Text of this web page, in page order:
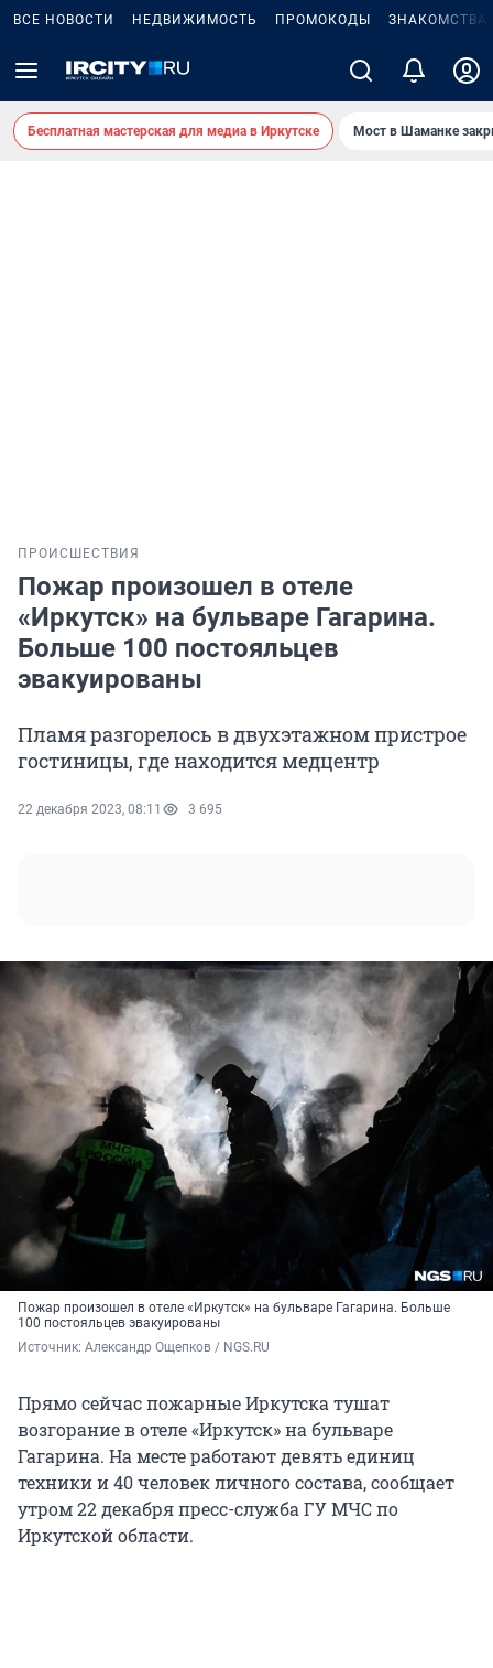
ВСЕ НОВОСТИ НЕДВИЖИМОСТЬ ПРОМОКОДЫ ЗНАКОМСТВА
Бесплатная мастерская для медиа в Иркутске Мост в Шаманке
ПРОИСШЕСТВИЯ
Пожар произошел в отеле
«Иркутск» на бульваре Гагарина.
Больше 100 постояльцев
эвакуированы
Пламя разгорелось в двухэтажном пристрое
гостиницы, где находится медцентр
22 декабря 2023, 08:11 3 695
Пожар произошел в отеле «Иркутск» на бульваре Гагарина. Больше
100 постояльцев эвакуированы
Источник: Александр Ощепков / NGS.RU
Прямо сейчас пожарные Иркутска тушат
возгорание в отеле «Иркутск» на бульваре
Гагарина. На месте работают девять единиц
техники и 40 человек личного состава, сообщает
утром 22 декабря пресс-служба ГУ МЧС по
Иркутской области.